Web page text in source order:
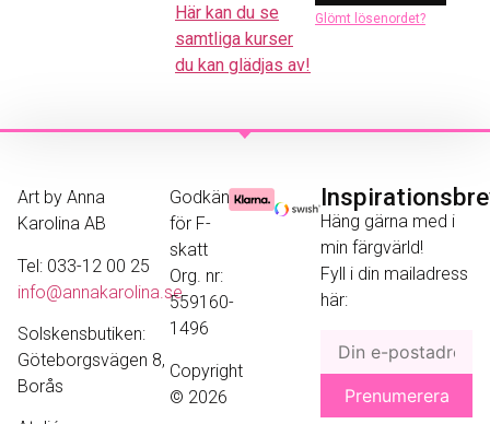
Här kan du se
samtliga kurser
du kan glädjas av!
Glömt lösenordet?
Art by Anna
Karolina AB
Tel: 033-12 00 25
info@annakarolina.se
Solskensbutiken:
Göteborgsvägen 8,
Borås
Godkänd
för F-
skatt
Org. nr:
559160-
1496
Copyright
© 2026
Häng gärna med i
min färgvärld!
Fyll i din mailadress
här: